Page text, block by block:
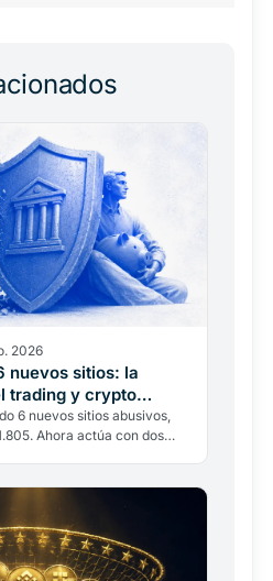
2026
nuevos sitios: la
trading y crypto
6 nuevos sitios abusivos,
Ahora actúa con dos